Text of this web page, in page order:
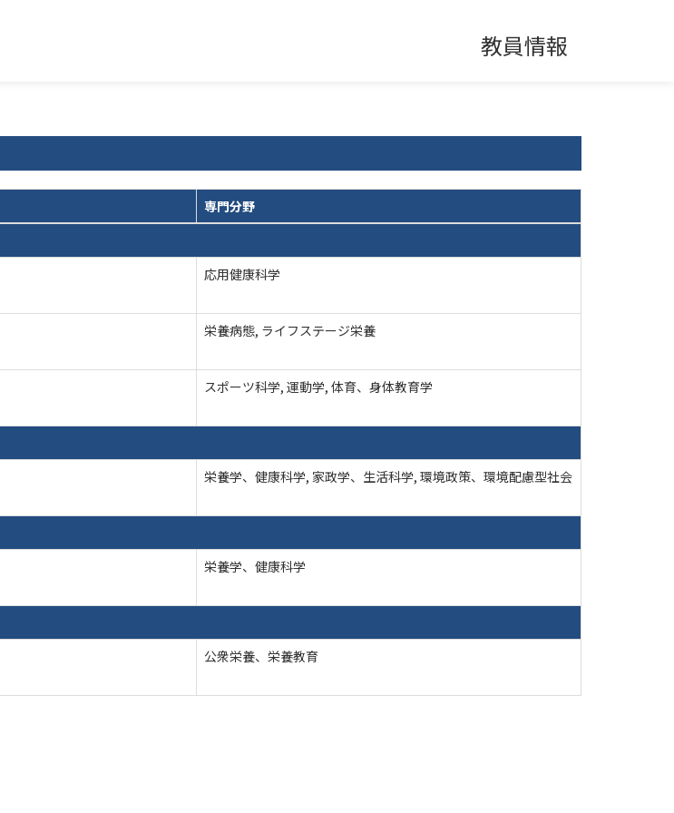
教員情報
専門分野
応用健康科学
栄養病態, ライフステージ栄養
スポーツ科学, 運動学, 体育、身体教育学
栄養学、健康科学, 家政学、生活科学, 環境政策、環境配慮型社会
栄養学、健康科学
公衆栄養、栄養教育